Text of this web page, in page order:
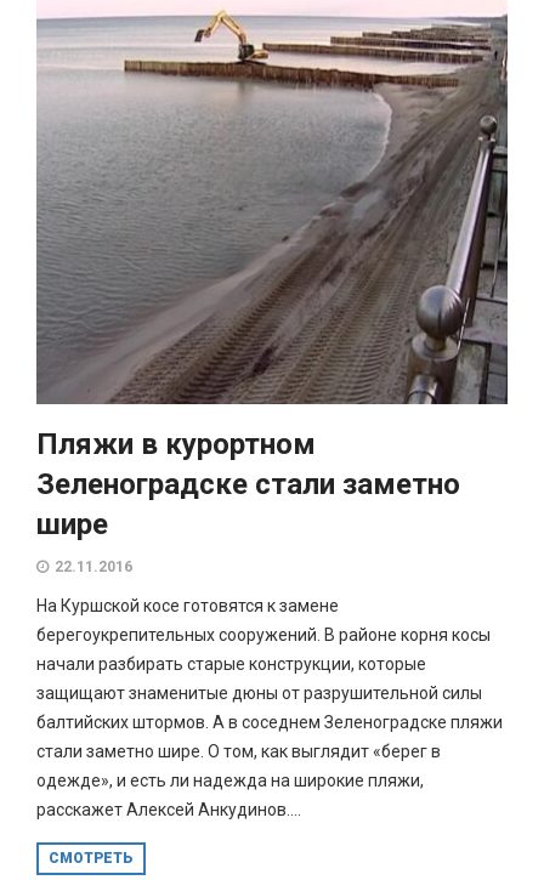
Пляжи в курортном
Зеленоградске стали заметно
шире
22.11.2016
На Куршской косе готовятся к замене
берегоукрепительных сооружений. В районе корня косы
начали разбирать старые конструкции, которые
защищают знаменитые дюны от разрушительной силы
балтийских штормов. А в соседнем Зеленоградске пляжи
стали заметно шире. О том, как выглядит «берег в
одежде», и есть ли надежда на широкие пляжи,
расскажет Алексей Анкудинов....
СМОТРЕТЬ